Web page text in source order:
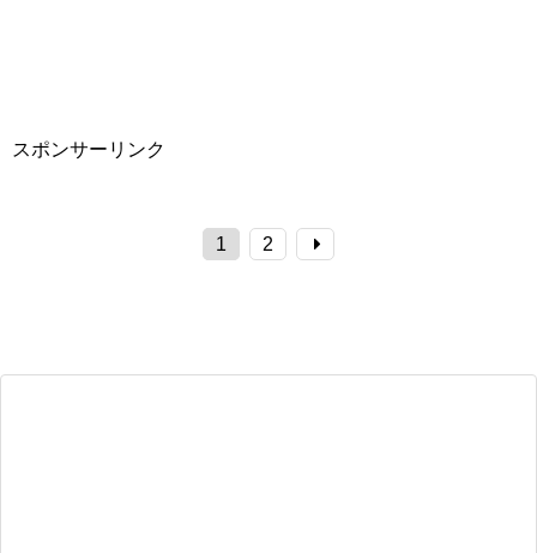
スポンサーリンク
1 2